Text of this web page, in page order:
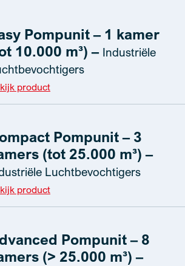
Pompunit – 1 kamer
10.000 m³) – Industriële
product
Pompunit – 3
(tot 25.000 m³) –
Luchtbevochtigers
product
Pompunit – 8
(> 25.000 m³) –